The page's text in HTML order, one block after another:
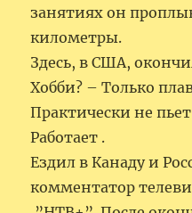
занятиях он
километры.
Здесь, в США,
Хобби? – Только
Практически не
Работает .
Ездил в Канаду и
комментатор